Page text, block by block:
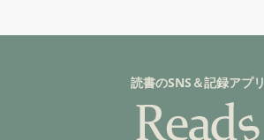
読書のSNS＆記録アプリ